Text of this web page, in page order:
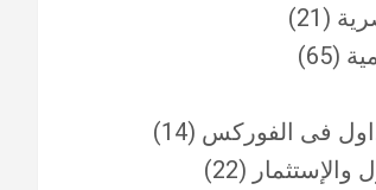
(21)
(65)
فى الفوركس (14)
والإستثمار (22)